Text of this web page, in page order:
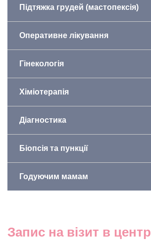
Підтяжка грудей (мастопексія)
Оперативне лікування
Гінекологія
Хіміотерапія
Діагностика
Біопсія та пункції
Годуючим мамам
Запис на візит в центр